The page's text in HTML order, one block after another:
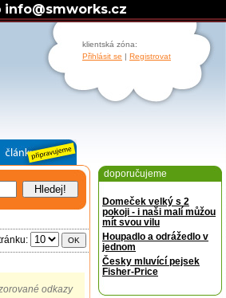
info@smworks.cz
klientská zóna:
Přihlásit se | Registrovat
OK
odkazy
doporučujeme
Domeček velký s 2
pokoji - i naši malí můžou
mít svou vilu
Houpadlo a odrážedlo v
jednom
Česky mluvící pejsek
Fisher-Price